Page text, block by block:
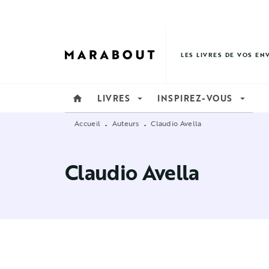
LES LIVRES DE VOS
home LIVRES arrow_drop_down INSPIREZ-VOUS arrow_drop_down
Accueil • Auteurs • Claudio Avella
Claudio Avella